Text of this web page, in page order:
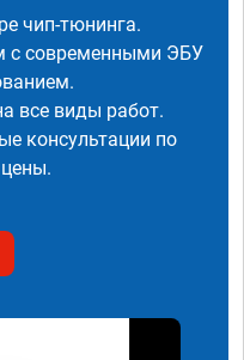
чип-тюнинга.
с современными ЭБУ
все виды работ.
консультации по